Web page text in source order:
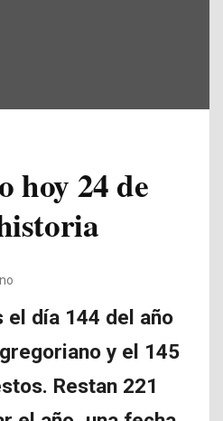
hoy 24 de
el día 144 del año
y el 145
Restan 221